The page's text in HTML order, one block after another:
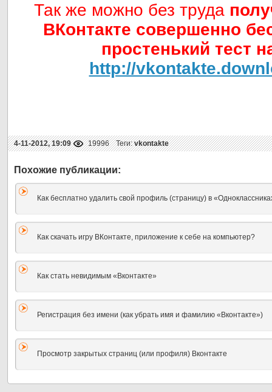
Так же можно без труда
ВКонтакте совершенно
простенький тест
http://
4-11-2012, 19:09 19996 Теги:vkontakte
Как бесплатно удалить свой профиль (страницу) в
Как скачать игру ВКонтакте, приложение к себе на компьютер?
Как стать невидимым «Вконтакте»
Регистрация без имени (как убрать имя и фамилию «Вконтакте»)
Просмотр закрытых страниц (или профиля) Вконтакте